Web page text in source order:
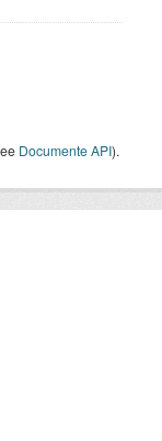
Documente API).